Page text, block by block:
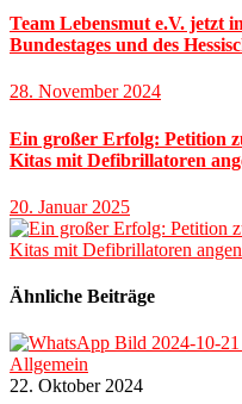
Team Lebensmut e.V. jetzt
Bundestages und des
28. November 2024
Ein großer Erfolg: Petition
Kitas mit Defibrillatoren
20. Januar 2025
Ähnliche Beiträge
Allgemein
22. Oktober 2024